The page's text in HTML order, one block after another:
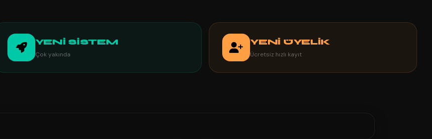
YENİ SİSTEM
Çok yakında
YENİ ÜYELİK
Ücretsiz hızlı kayıt